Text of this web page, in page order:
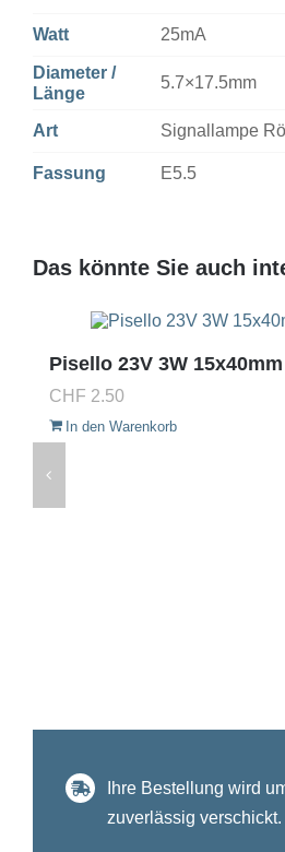
Watt 25mA
Diameter /
Länge
5.7×17.5mm
Art Signallampe
Fassung E5.5
Das könnte Sie auch
Pisello 23V 3W
CHF 2.50
In den Warenkorb
Ihre Bestellung wird
zuverlässig verschickt.